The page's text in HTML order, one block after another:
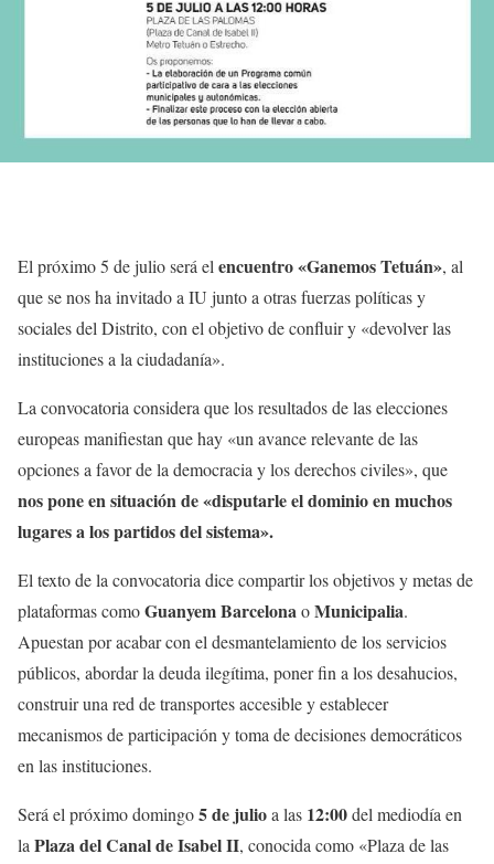
El próximo 5 de julio será elencuentro «Ganemos Tetuán», al
que se nos ha invitado a IU junto a otras fuerzas políticas y
sociales del Distrito, con el objetivo de confluir y «devolver las
instituciones a la ciudadanía».
La convocatoria considera que los resultados de las elecciones
europeas manifiestan que hay «un avance relevante de las
opciones a favor de la democracia y los derechos civiles», que
nos pone en situación de «disputarle el dominio en muchos
lugares a los partidos del sistema».
El texto de la convocatoria dice compartir los objetivos y metas de
plataformas comoGuanyem BarcelonaoMunicipalia.
Apuestan por acabar con el desmantelamiento de los servicios
públicos, abordar la deuda ilegítima, poner fin a los desahucios,
construir una red de transportes accesible y establecer
mecanismos de participación y toma de decisiones democráticos
en las instituciones.
Será el próximo domingo5 de julioa las 12:00del mediodía en
laPlaza del Canal de Isabel II, conocida como «Plaza de las